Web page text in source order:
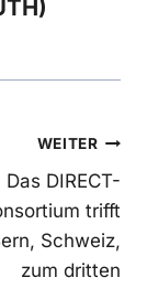
WEITER
Das DIRECT-
trifft
Schweiz,
zum dritten